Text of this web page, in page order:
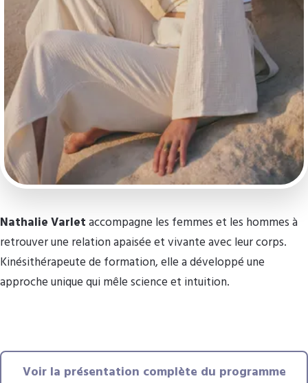
Nathalie Varlet accompagne les femmes et les hommes à
retrouver une relation apaisée et vivante avec leur corps.
Kinésithérapeute de formation, elle a développé une
approche unique qui mêle science et intuition.
Voir la présentation complète du programme